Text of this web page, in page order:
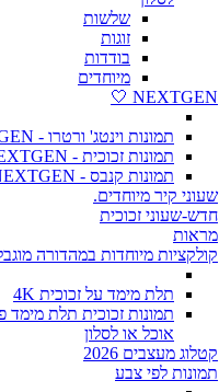
שלשות
זוגות
בודדות
מיוחדים
NEXTGEN 🤍
תמונות וינטג' ורטרו - NEXTGEN
תמונות זכוכית - NEXTGEN
תמונות קנבס - NEXTGEN
שעוני קיר מיוחדים.
חדש-שעוני זכוכית
מראות
קולקציות מיוחדות במהדורה
תלת מימד על זכוכית 4K
תמונות זכוכית תלת מימד
אוכל או לסלון
קטלוג מעצבים 2026
תמונות לפי צבע